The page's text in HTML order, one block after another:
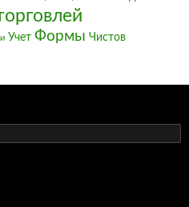
Учет Формы Чистов